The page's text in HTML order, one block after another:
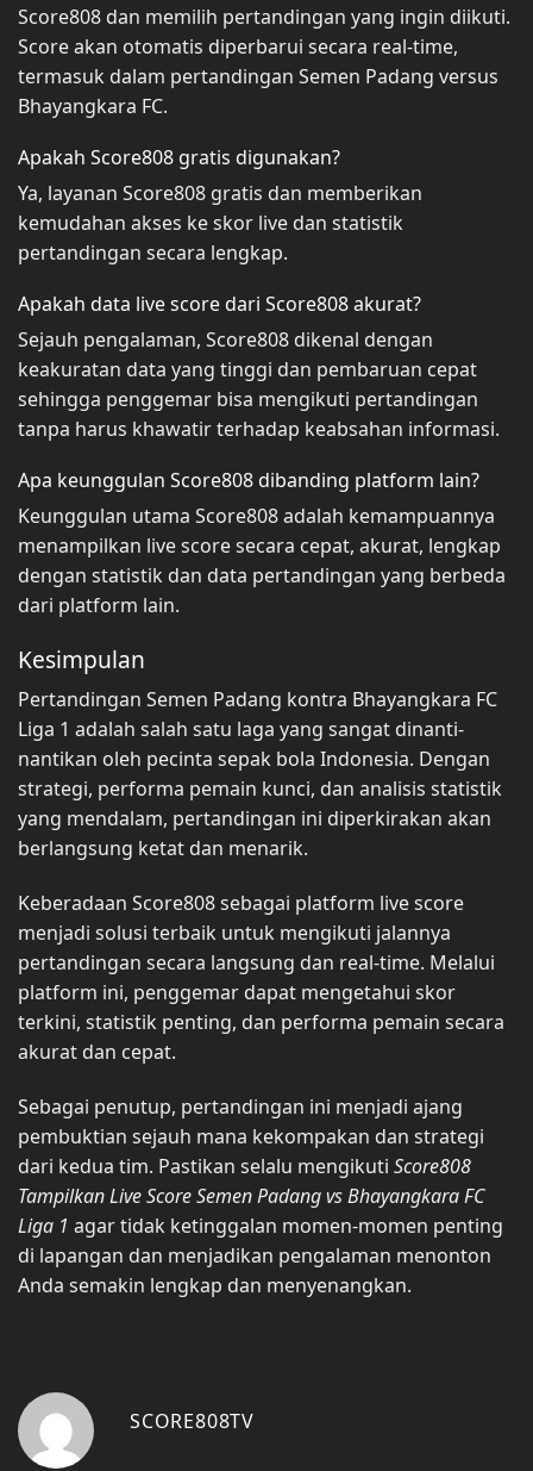
Score808 dan memilih pertandingan yang ingin diikuti.
Score akan otomatis diperbarui secara real-time,
termasuk dalam pertandingan Semen Padang versus
Bhayangkara FC.
Apakah Score808 gratis digunakan?
Ya, layanan Score808 gratis dan memberikan
kemudahan akses ke skor live dan statistik
pertandingan secara lengkap.
Apakah data live score dari Score808 akurat?
Sejauh pengalaman, Score808 dikenal dengan
keakuratan data yang tinggi dan pembaruan cepat
sehingga penggemar bisa mengikuti pertandingan
tanpa harus khawatir terhadap keabsahan informasi.
Apa keunggulan Score808 dibanding platform lain?
Keunggulan utama Score808 adalah kemampuannya
menampilkan live score secara cepat, akurat, lengkap
dengan statistik dan data pertandingan yang berbeda
dari platform lain.
Kesimpulan
Pertandingan Semen Padang kontra Bhayangkara FC
Liga 1 adalah salah satu laga yang sangat dinanti-
nantikan oleh pecinta sepak bola Indonesia. Dengan
strategi, performa pemain kunci, dan analisis statistik
yang mendalam, pertandingan ini diperkirakan akan
berlangsung ketat dan menarik.
Keberadaan Score808 sebagai platform live score
menjadi solusi terbaik untuk mengikuti jalannya
pertandingan secara langsung dan real-time. Melalui
platform ini, penggemar dapat mengetahui skor
terkini, statistik penting, dan performa pemain secara
akurat dan cepat.
Sebagai penutup, pertandingan ini menjadi ajang
pembuktian sejauh mana kekompakan dan strategi
dari kedua tim. Pastikan selalu mengikuti Score808
Tampilkan Live Score Semen Padang vs Bhayangkara FC
Liga 1 agar tidak ketinggalan momen-momen penting
di lapangan dan menjadikan pengalaman menonton
Anda semakin lengkap dan menyenangkan.
SCORE808TV